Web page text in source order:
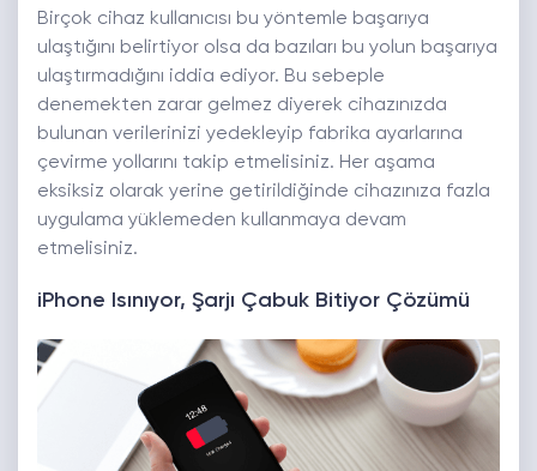
Birçok cihaz kullanıcısı bu yöntemle başarıya
ulaştığını belirtiyor olsa da bazıları bu yolun başarıya
ulaştırmadığını iddia ediyor. Bu sebeple
denemekten zarar gelmez diyerek cihazınızda
bulunan verilerinizi yedekleyip fabrika ayarlarına
çevirme yollarını takip etmelisiniz. Her aşama
eksiksiz olarak yerine getirildiğinde cihazınıza fazla
uygulama yüklemeden kullanmaya devam
etmelisiniz.
iPhone Isınıyor, Şarjı Çabuk Bitiyor Çözümü